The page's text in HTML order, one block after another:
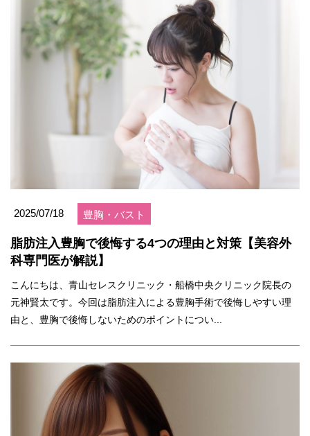
2025/07/18 豊胸・バスト
脂肪注入豊胸で後悔する4つの理由と対策【美容外
科専門医が解説】
こんにちは、青山セレスクリニック・船橋中央クリニック院長の
元神賢太です。今回は脂肪注入による豊胸手術で後悔しやすい理
由と、豊胸で後悔しないためのポイントについ...